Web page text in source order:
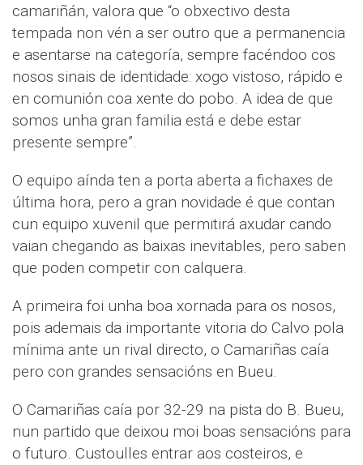
camariñán, valora que “o obxectivo desta
tempada non vén a ser outro que a permanencia
e asentarse na categoría, sempre facéndoo cos
nosos sinais de identidade: xogo vistoso, rápido e
en comunión coa xente do pobo. A idea de que
somos unha gran familia está e debe estar
presente sempre”.
O equipo aínda ten a porta aberta a fichaxes de
última hora, pero a gran novidade é que contan
cun equipo xuvenil que permitirá axudar cando
vaian chegando as baixas inevitables, pero saben
que poden competir con calquera.
A primeira foi unha boa xornada para os nosos,
pois ademais da importante vitoria do Calvo pola
mínima ante un rival directo, o Camariñas caía
pero con grandes sensacións en Bueu.
O Camariñas caía por 32-29 na pista do B. Bueu,
nun partido que deixou moi boas sensacións para
o futuro. Custoulles entrar aos costeiros, e